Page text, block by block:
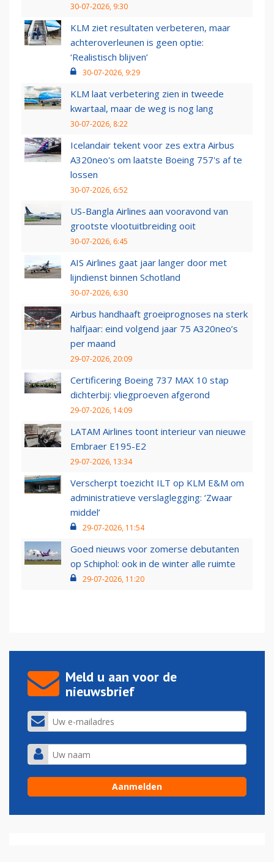
30-07-2026, 9:30
KLM ziet resultaten verbeteren, maar
achteroverleunen is geen optie:
‘Realistisch blijven’
30-07-2026, 9:29
KLM laat verbetering zien in tweede
kwartaal, maar de weg is nog lang
30-07-2026, 8:22
Icelandair tekent voor zes extra Airbus
A320neo's om laatste Boeing 757's af te
lossen
30-07-2026, 6:52
US-Bangla Airlines aan vooravond van
grootste vlootuitbreiding ooit
30-07-2026, 6:45
AIS Airlines gaat jaar langer door met
lijndienst binnen Schotland
30-07-2026, 6:30
Airbus handhaaft groeiprognoses na sterk
halfjaar: eind volgend jaar 75 A320neo’s
per maand
29-07-2026, 20:09
Certificering Boeing 737 MAX 10 stap
dichterbij: vliegproeven afgerond
29-07-2026, 14:09
LATAM Airlines toont interieur van nieuwe
Embraer E195-E2
29-07-2026, 13:34
Verscherpt toezicht ILT op KLM E&M om
administratieve verslaglegging: ‘Zwaar
middel’
29-07-2026, 11:54
Goed nieuws voor zomerse debutanten
op Schiphol: ook in de winter alle ruimte
29-07-2026, 11:20
Meld u aan voor de
nieuwsbrief